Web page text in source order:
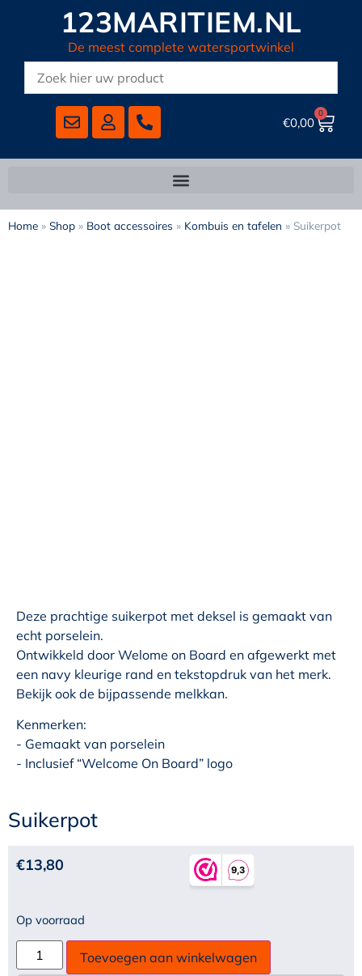
123MARITIEM.NL
De meest complete watersportwinkel
€0,00
0
Home » Shop » Boot accessoires » Kombuis en tafelen » Suikerpot
Deze prachtige suikerpot met deksel is gemaakt van
echt porselein.
Ontwikkeld door Welome on Board en afgewerkt met
een navy kleurige rand en tekstopdruk van het merk.
Bekijk ook de bijpassende melkkan.
Kenmerken:
- Gemaakt van porselein
- Inclusief “Welcome On Board” logo
Suikerpot
€13,80
Op voorraad
Toevoegen aan winkelwagen